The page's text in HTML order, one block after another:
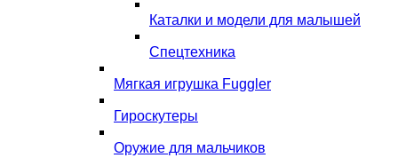
Каталки и модели для малышей
Спецтехника
Мягкая игрушка Fuggler
Гироскутеры
Оружие для мальчиков